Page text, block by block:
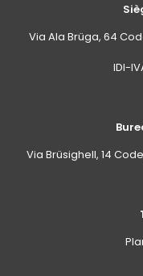
Via Ala Brüga, 64
IDI-
Via Brüsighell, 14